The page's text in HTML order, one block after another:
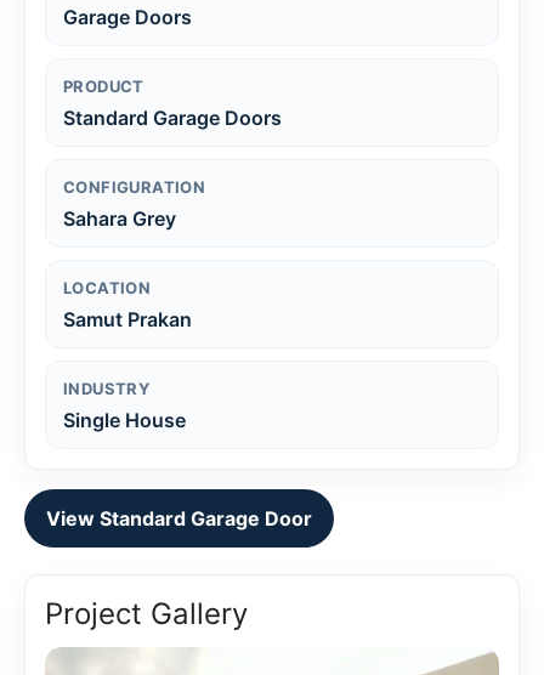
Garage Doors
PRODUCT
Standard Garage Doors
CONFIGURATION
Sahara Grey
LOCATION
Samut Prakan
INDUSTRY
Single House
View Standard Garage Door
Project Gallery